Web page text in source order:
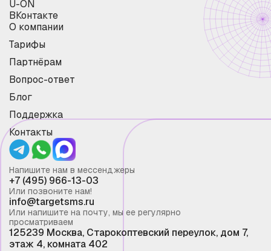
U-ON
ВКонтакте
О компании
Тарифы
Партнёрам
Вопрос-ответ
Блог
Поддержка
Контакты
Напишите нам в мессенджеры
+7 (495) 966-13-03
Или позвоните нам!
info@targetsms.ru
Или напишите на почту, мы ее регулярно
просматриваем
125239 Москва, Старокоптевский переулок, дом 7,
этаж 4, комната 402